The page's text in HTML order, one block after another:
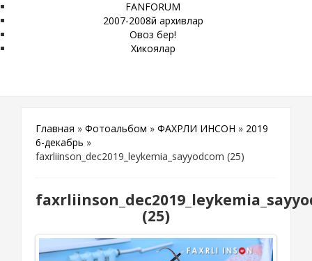
FANFORUM
2007-2008й архивлар
Овоз бер!
Хикоялар
Главная » Фотоальбом » ФАХРЛИ ИНСОН » 2019
6-декабрь »
faxrliinson_dec2019_leykemia_sayyodcom (25)
(25)